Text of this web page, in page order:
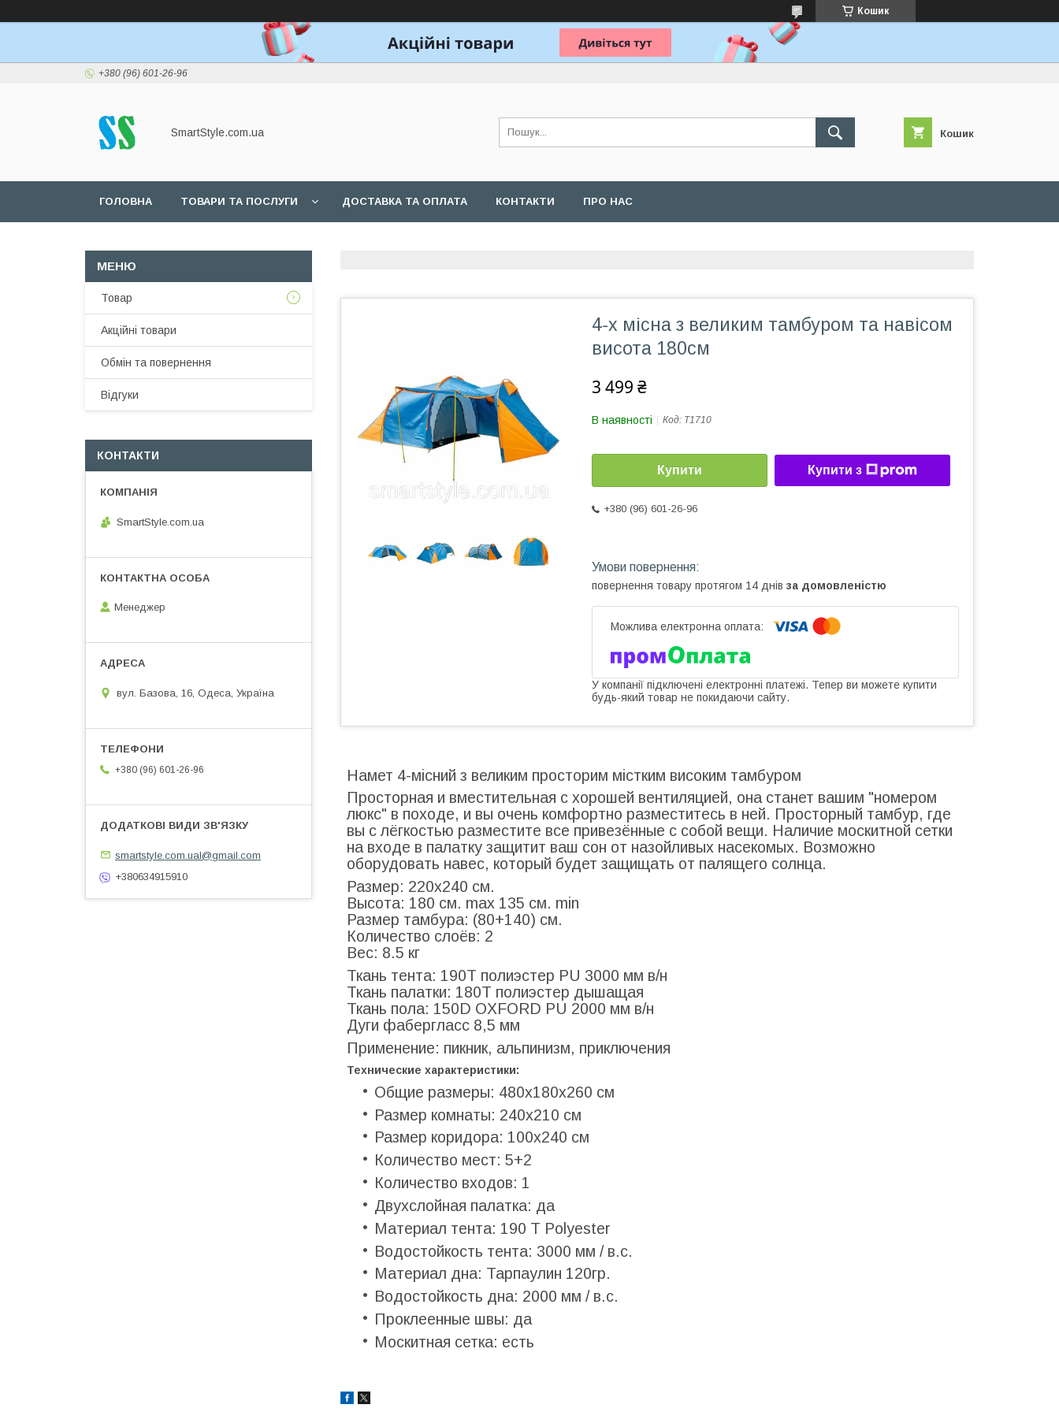
Кошик
+380 (96) 601-26-96
SmartStyle.com.ua Кошик
ГОЛОВНА ТОВАРИ ТА ПОСЛУГИ ДОСТАВКА ТА ОПЛАТА КОНТАКТИ ПРО НАС
4-х місна з великим тамбуром та навісом
висота 180см
3 499 ₴
В наявності Код: T1710
Купити Купити з
+380 (96) 601-26-96
повернення товару протягом 14 днів за домовленістю
У компанії підключені електронні платежі. Тепер ви можете купити
будь-який товар не покидаючи сайту.
Намет 4-місний з великим просторим містким високим тамбуром
Просторная и вместительная с хорошей вентиляцией, она станет вашим "номером
люкс" в походе, и вы очень комфортно разместитесь в ней. Просторный тамбур, где
вы с лёгкостью разместите все привезённые с собой вещи. Наличие москитной сетки
на входе в палатку защитит ваш сон от назойливых насекомых. Возможно
оборудовать навес, который будет защищать от палящего солнца.
Размер: 220х240 см.
Высота: 180 см. max 135 см. min
Размер тамбура: (80+140) см.
Количество слоёв: 2
Вес: 8.5 кг
Ткань тента: 190Т полиэстер PU 3000 мм в/н
Ткань палатки: 180Т полиэстер дышащая
Ткань пола: 150D OXFORD PU 2000 мм в/н
Дуги фабергласс 8,5 мм
Применение: пикник, альпинизм, приключения
Технические характеристики:
Общие размеры: 480х180х260 см
Размер комнаты: 240х210 см
Размер коридора: 100х240 см
Количество мест: 5+2
Количество входов: 1
Двухслойная палатка: да
Материал тента: 190 T Polyester
Водостойкость тента: 3000 мм / в.с.
Материал дна: Тарпаулин 120гр.
Водостойкость дна: 2000 мм / в.с.
Проклеенные швы: да
Москитная сетка: есть
Товар
Акційні товари
Обмін та повернення
Відгуки
КОНТАКТИ
SmartStyle.com.ua
Менеджер
вул. Базова, 16, Одеса, Україна
+380 (96) 601-26-96
smartstyle.com.ual@gmail.com
+380634915910